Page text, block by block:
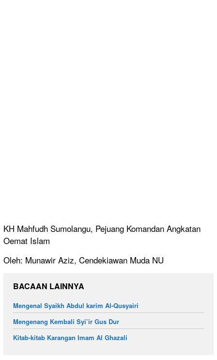
KH Mahfudh Sumolangu, Pejuang Komandan Angkatan
Oemat Islam
Oleh: Munawir Aziz, Cendekiawan Muda NU
BACAAN LAINNYA
Mengenal Syaikh Abdul karim Al-Qusyairi
Mengenang Kembali Syi’ir Gus Dur
Kitab-kitab Karangan Imam Al Ghazali